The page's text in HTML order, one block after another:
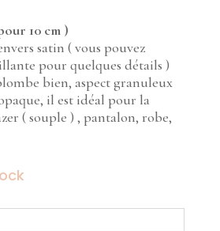
10 cm )
satin ( vous pouvez
pour quelques détails )
bien, aspect granuleux
il est idéal pour la
( souple ) , pantalon, robe,